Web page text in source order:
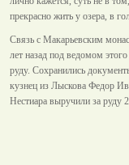
прекрасно жить у озера, в
Связь с Макарьевским
лет назад под ведомом
руду. Сохранились
кузнец из Лыскова Федор
Нестиара выручили за руду